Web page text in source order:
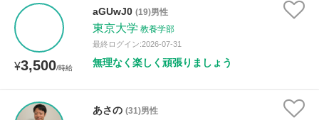
¥3,500/時給
aGUwJ0 (19)男性
東京大学 教養学部
最終ログイン:2026-07-31
無理なく楽しく頑張りましょう
あさの (31)男性